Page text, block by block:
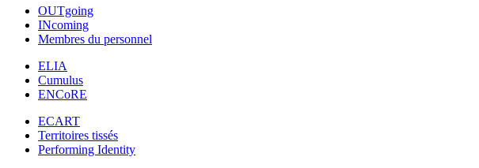
OUTgoing
INcoming
Membres du personnel
ELIA
Cumulus
ENCoRE
ECART
Territoires tissés
Performing Identity